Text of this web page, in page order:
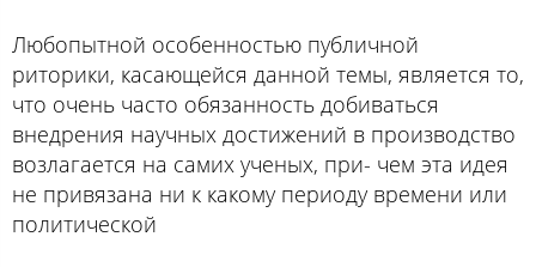
Любопытной особенностью публичной
риторики, касающейся данной темы, является то,
что очень часто обязанность добиваться
внедрения научных достижений в производство
возлагается на самих ученых, при- чем эта идея
не привязана ни к какому периоду времени или
политической